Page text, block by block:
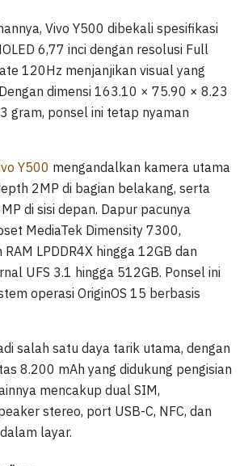
Vivo Y500 dibekali spesifikasi
6,77 inci dengan resolusi Full
120Hz menjanjikan visual yang
dimensi 163.10 × 75.90 × 8.23
gram, ponsel ini tetap nyaman
Y500 mengandalkan kamera utama
2MP di bagian belakang, serta
di sisi depan. Dapur pacunya
MediaTek Dimensity 7300,
LPDDR4X hingga 12GB dan
UFS 3.1 hingga 512GB. Ponsel ini
operasi OriginOS 15 berbasis
salah satu daya tarik utama, dengan
8.200 mAh yang didukung pengisian
mencakup dual SIM,
stereo, port USB-C, NFC, dan
layar.